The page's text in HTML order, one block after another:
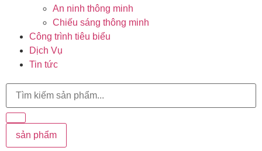
An ninh thông minh
Chiếu sáng thông minh
Công trình tiêu biểu
Dịch Vụ
Tin tức
sản phẩm